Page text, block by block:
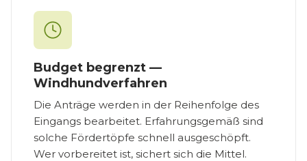
Budget begrenzt —
Windhundverfahren
Die Anträge werden in der Reihenfolge des
Eingangs bearbeitet. Erfahrungsgemäß sind
solche Fördertöpfe schnell ausgeschöpft.
Wer vorbereitet ist, sichert sich die Mittel.